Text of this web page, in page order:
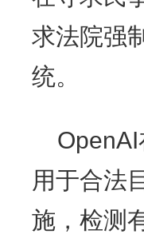
求法院强
统。
用于合法
施，检测